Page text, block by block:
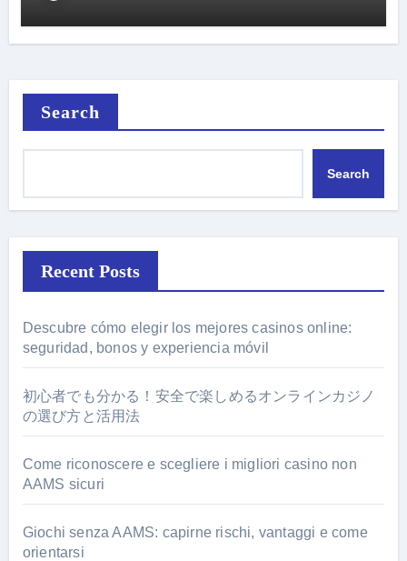
Search
Search
Recent Posts
Descubre cómo elegir los mejores casinos online:
seguridad, bonos y experiencia móvil
初心者でも分かる！安全で楽しめるオンラインカジノ
の選び方と活用法
Come riconoscere e scegliere i migliori casino non
AAMS sicuri
Giochi senza AAMS: capirne rischi, vantaggi e come
orientarsi